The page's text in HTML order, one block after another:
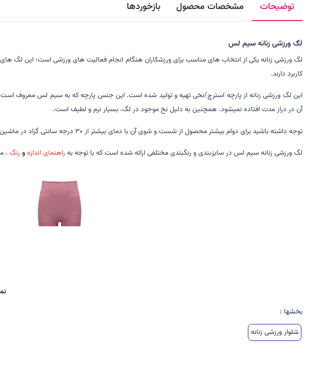
توضیحات مشخصات محصول بازخوردها
لگ ورزشی زنانه سیم لس
لگ ورزشی زنانه یکی از انتخاب های مناسب برای ورزشکاران هنگام انجام فعالیت های ورزشی است؛ این لگ های
کاربرد دارند.
این لگ ورزشی زنانه از پارچه استرچ/نخی تهیه و تولید شده است. این جنس پارچه که به سیم لس معروف
آن در دراز مدت افتاده نمیشود. همچنین به دلیل نخ موجود در لگ، بسیار نرم و لطیف است.
توجه داشته باشید برای دوام بیشتر محصول از شست و شوی آن با دمای بیشتر از 30 درجه سانتی گراد در ماشین لباس شویی خودداری کنید و از خشک کن ها استفاده نکنید. از ریختن مواد شوینده سفید کننده بر روی لگ خودداری کنید.
لگ ورزشی زنانه سیم لس در سایزبندی و رنگبندی مختلفی ارائه شده است که با توجه به راهنمای اندازهو رنگ ،
بخشها :
شلوار ورزشی زنانه